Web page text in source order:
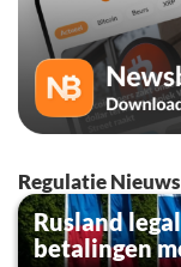
Regulatie Nieuws
Rusland
betalingen